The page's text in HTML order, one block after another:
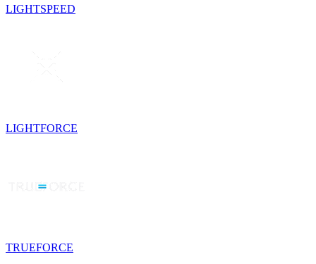
LIGHTSPEED
LIGHTFORCE
TRUEFORCE